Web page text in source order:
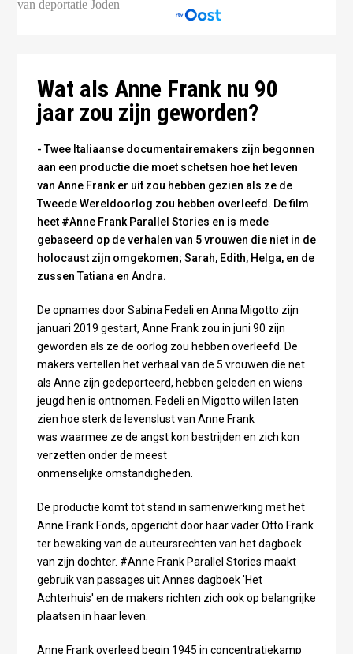
Wat als Anne Frank nu 90
jaar zou zijn geworden?
- Twee Italiaanse documentairemakers zijn begonnen
aan een productie die moet schetsen hoe het leven
van Anne Frank er uit zou hebben gezien als ze de
Tweede Wereldoorlog zou hebben overleefd. De film
heet #Anne Frank Parallel Stories en is mede
gebaseerd op de verhalen van 5 vrouwen die niet in de
holocaust zijn omgekomen; Sarah, Edith, Helga, en de
zussen Tatiana en Andra.
De opnames door Sabina Fedeli en Anna Migotto zijn
januari 2019 gestart, Anne Frank zou in juni 90 zijn
geworden als ze de oorlog zou hebben overleefd. De
makers vertellen het verhaal van de 5 vrouwen die net
als Anne zijn gedeporteerd, hebben geleden en wiens
jeugd hen is ontnomen. Fedeli en Migotto willen laten
zien hoe sterk de levenslust van Anne Frank
was waarmee ze de angst kon bestrijden en zich kon
verzetten onder de meest
onmenselijke omstandigheden.
De productie komt tot stand in samenwerking met het
Anne Frank Fonds, opgericht door haar vader Otto Frank
ter bewaking van de auteursrechten van het dagboek
van zijn dochter. #Anne Frank Parallel Stories maakt
gebruik van passages uit Annes dagboek 'Het
Achterhuis' en de makers richten zich ook op belangrijke
plaatsen in haar leven.
Anne Frank overleed begin 1945 in concentratiekamp